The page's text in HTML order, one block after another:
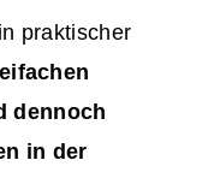
praktischer
dennoch
in der